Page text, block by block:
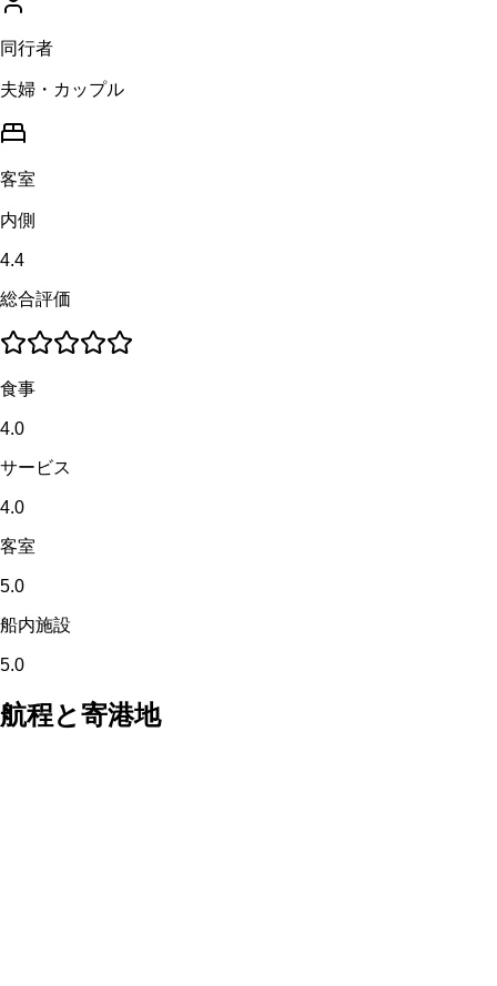
同行者
夫婦・カップル
客室
内側
4.4
総合評価
食事
4.0
サービス
4.0
客室
5.0
船内施設
5.0
航程と寄港地